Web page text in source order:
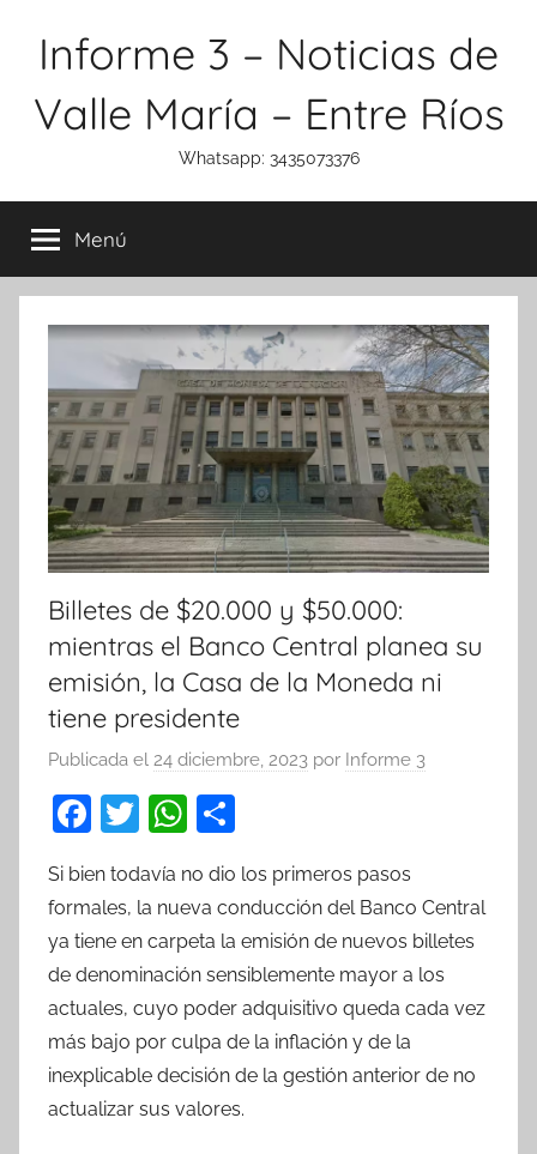
Informe 3 – Noticias de
Valle María – Entre Ríos
Whatsapp: 3435073376
Menú
Billetes de $20.000 y $50.000:
mientras el Banco Central planea su
emisión, la Casa de la Moneda ni
tiene presidente
Publicada el 24 diciembre, 2023 por Informe 3
F
c
e
b
o
o
k
T
itt
er
W
at
s
A
p
p
m
p
ar
tir
Si bien todavía no dio los primeros pasos
formales, la nueva conducción del Banco Central
ya tiene en carpeta la emisión de nuevos billetes
de denominación sensiblemente mayor a los
actuales, cuyo poder adquisitivo queda cada vez
más bajo por culpa de la inflación y de la
inexplicable decisión de la gestión anterior de no
actualizar sus valores.